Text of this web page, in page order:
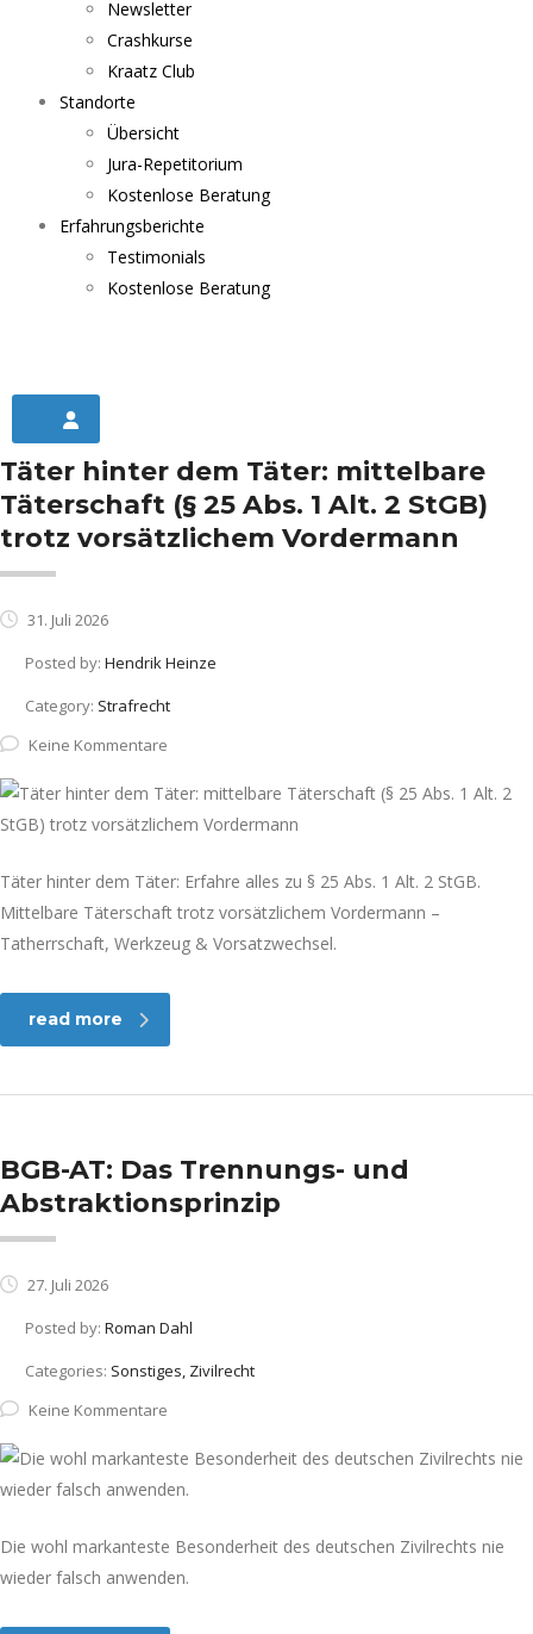
Newsletter
Crashkurse
Kraatz Club
Standorte
Übersicht
Jura-Repetitorium
Kostenlose Beratung
Erfahrungsberichte
Testimonials
Kostenlose Beratung
Täter hinter dem Täter: mittelbare
Täterschaft (§ 25 Abs. 1 Alt. 2 StGB)
trotz vorsätzlichem Vordermann
31. Juli 2026
Posted by: Hendrik Heinze
Category: Strafrecht
Keine Kommentare
Täter hinter dem Täter: Erfahre alles zu § 25 Abs. 1 Alt. 2 StGB.
Mittelbare Täterschaft trotz vorsätzlichem Vordermann –
Tatherrschaft, Werkzeug & Vorsatzwechsel.
read more
BGB-AT: Das Trennungs- und
Abstraktionsprinzip
27. Juli 2026
Posted by: Roman Dahl
Categories: Sonstiges, Zivilrecht
Keine Kommentare
Die wohl markanteste Besonderheit des deutschen Zivilrechts nie
wieder falsch anwenden.